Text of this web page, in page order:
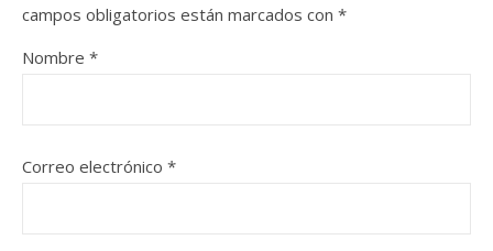
campos obligatorios están marcados con *
Nombre *
Correo electrónico *